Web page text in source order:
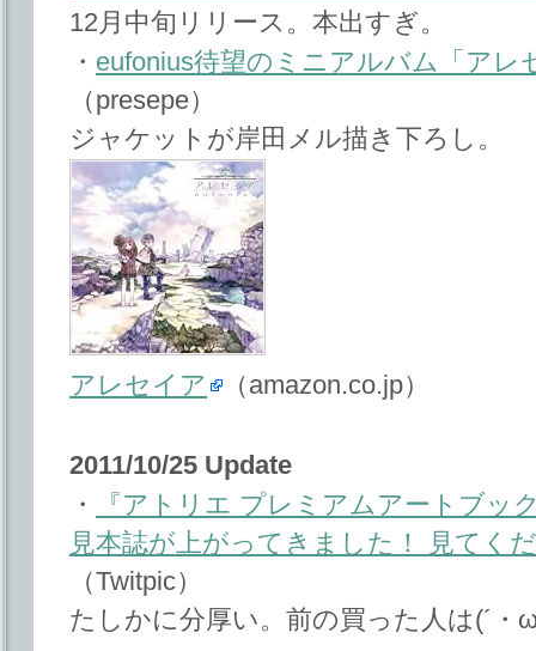
12月中旬リリース。本出すぎ。
・ eufonius待望のミニアルバム「アレ
（presepe）
ジャケットが岸田メル描き下ろし。
アレセイア （amazon.co.jp）
2011/10/25 Update
・
『アトリエ プレミアムアートブッ
見本誌が上がってきました！ 見てく
（Twitpic）
たしかに分厚い。前の買った人は(´・